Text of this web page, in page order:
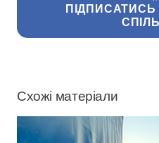
ПІДПИСАТИСЬ
Схожі матеріали